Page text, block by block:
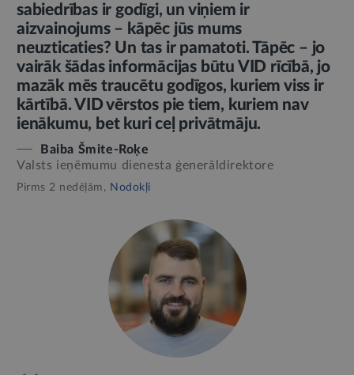
sabiedrības ir godīgi, un viņiem ir
aizvainojums – kāpēc jūs mums
neuzticaties? Un tas ir pamatoti. Tāpēc – jo
vairāk šādas informācijas būtu VID rīcībā, jo
mazāk mēs traucētu godīgos, kuriem viss ir
kārtībā. VID vērstos pie tiem, kuriem nav
ienākumu, bet kuri ceļ privātmāju.
Baiba Šmite-Roķe
Valsts ieņēmumu dienesta ģenerāldirektore
Pirms 2 nedēļām, Nodokļi